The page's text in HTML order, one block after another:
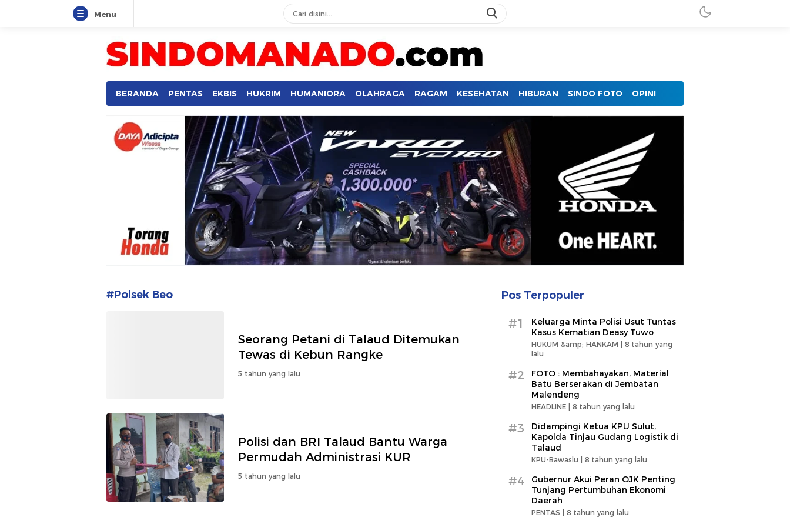
Menu
SINDOMANADO
Informatif dan Edukatif
BERANDA PENTAS EKBIS HUKRIM HUMANIORA OLAHRAGA RAGAM KESEHATAN HIBURAN SINDO FOTO OPINI
#Polsek Beo
Seorang Petani di Talaud Ditemukan
Tewas di Kebun Rangke
5 tahun yang lalu
Polisi dan BRI Talaud Bantu Warga
Permudah Administrasi KUR
5 tahun yang lalu
Pos Terpopuler
#1
Keluarga Minta Polisi Usut Tuntas
Kasus Kematian Deasy Tuwo
HUKUM &amp; HANKAM | 8 tahun yang
lalu
#2
FOTO : Membahayakan, Material
Batu Berserakan di Jembatan
Malendeng
HEADLINE | 8 tahun yang lalu
#3
Didampingi Ketua KPU Sulut,
Kapolda Tinjau Gudang Logistik di
Talaud
KPU-Bawaslu | 8 tahun yang lalu
#4
Gubernur Akui Peran OJK Penting
Tunjang Pertumbuhan Ekonomi
Daerah
PENTAS | 8 tahun yang lalu